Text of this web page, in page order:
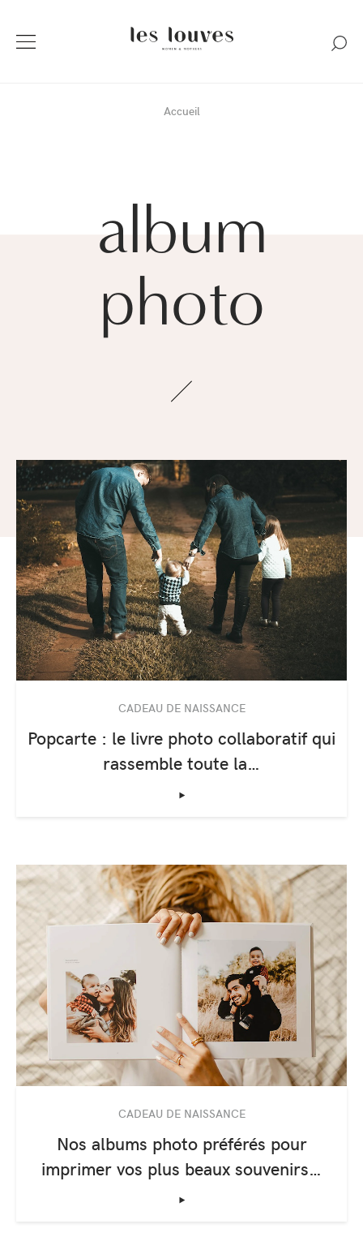
Accueil
album
photo
CADEAU DE NAISSANCE
Popcarte : le livre photo collaboratif qui
rassemble toute la…
‣
CADEAU DE NAISSANCE
Nos albums photo préférés pour
imprimer vos plus beaux souvenirs…
‣